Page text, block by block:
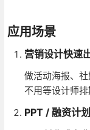
应用场景
营销设计快速
做活动海报、社
不用等设计师排
PPT / 融资计